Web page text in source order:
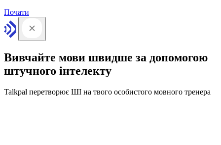
Почати
Вивчайте мови швидше за допомогою
штучного інтелекту
Talkpal перетворює ШІ на твого особистого мовного тренера